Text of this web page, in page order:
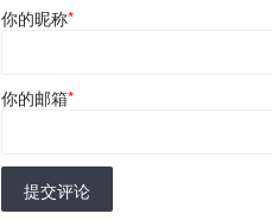
你的昵称*
你的邮箱*
提交评论